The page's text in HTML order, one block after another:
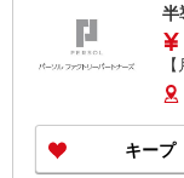
半
キープ